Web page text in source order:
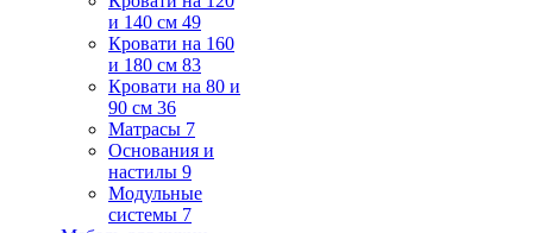
и 140 см 49
Кровати на 160
и 180 см 83
Кровати на 80 и
90 см 36
Матрасы 7
Основания и
настилы 9
Модульные
системы 7